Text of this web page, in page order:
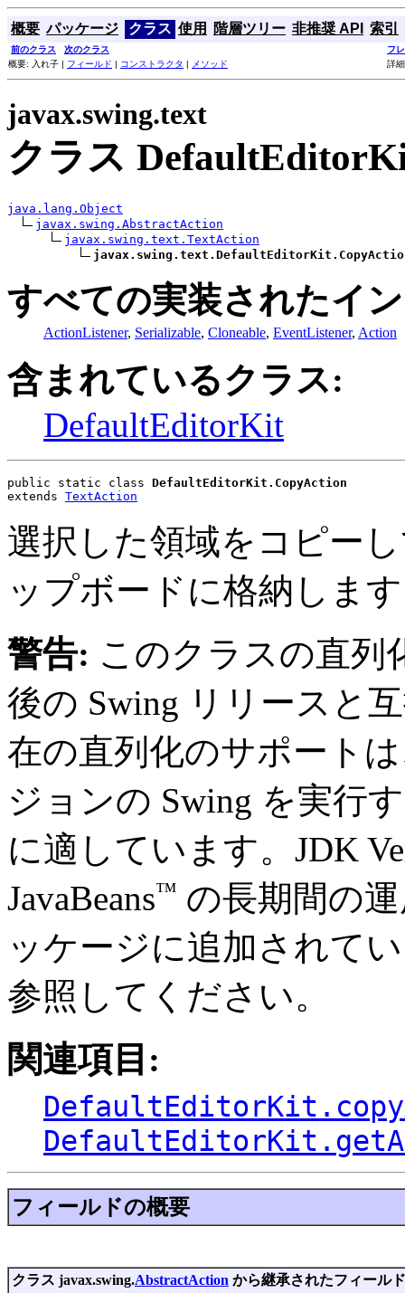
概要 パッケージ クラス 使用 階層ツリー 非推奨 API 索引
前のクラス 次のクラス
フ
概要: 入れ子 | フィールド | コンストラクタ | メソッド 詳
javax.swing.text
クラス
java.lang.Object
javax.swing.AbstractAction
javax.swing.text.TextAction
すべての実装されたイ
ActionListener, Serializable, Cloneable, EventListener, Action
含まれているクラス:
DefaultEditorKit
public static class DefaultEditorKit.CopyAction
extends TextAction
選択した領域をコピー
ップボードに格納しま
警告: このクラスの直列
後の Swing リリースと
在の直列化のサポート
ジョンの Swing を実行
に適しています。JDK
JavaBeans™ の長期間の
ッケージに追加されて
参照してください。
関連項目:
フィールドの概要
クラス javax.swing.AbstractAction から継承されたフィールド